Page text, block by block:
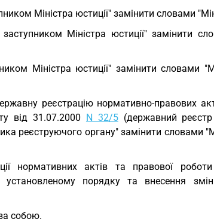
Міністра юстиції" замінити словами
Міністра юстиції" замінити
Міністра юстиції" замінити словами
реєстрацію нормативно-правових
від 31.07.2000 N 32/5(державний
реєструючого органу" замінити словами
нормативних актів та правової
порядку та внесення
собою.